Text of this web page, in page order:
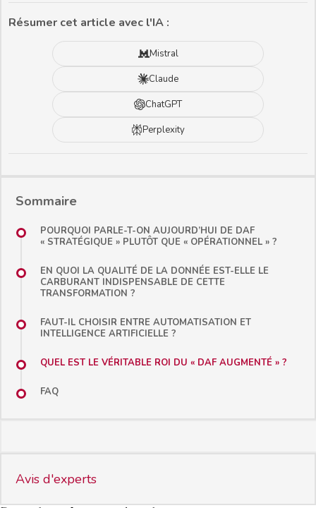
Résumer cet article avec l'IA :
Mistral
Claude
ChatGPT
Perplexity
Sommaire
POURQUOI PARLE-T-ON AUJOURD’HUI DE DAF
« STRATÉGIQUE » PLUTÔT QUE « OPÉRATIONNEL » ?
EN QUOI LA QUALITÉ DE LA DONNÉE EST-ELLE LE
CARBURANT INDISPENSABLE DE CETTE
TRANSFORMATION ?
FAUT-IL CHOISIR ENTRE AUTOMATISATION ET
INTELLIGENCE ARTIFICIELLE ?
QUEL EST LE VÉRITABLE ROI DU « DAF AUGMENTÉ » ?
FAQ
Avis d'experts